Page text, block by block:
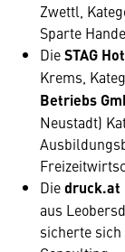
Zwettl,
Sparte
DieSTAG
Krems,
Betriebs
Neustadt)
Diedruck.at
aus
sicherte